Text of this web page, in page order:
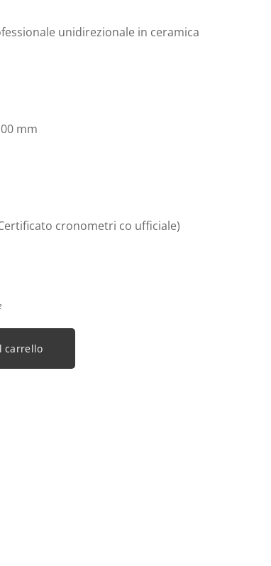
unidirezionale in ceramica
mm
cronometri co ufficiale)
carrello